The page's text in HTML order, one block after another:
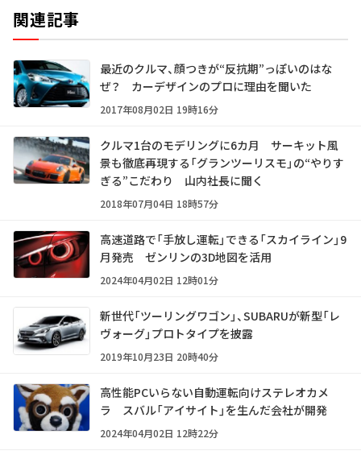
関連記事
最近のクルマ、顔つきが“反抗期”っぽいのはな
ぜ？ カーデザインのプロに理由を聞いた
2017年08月02日 19時16分
クルマ1台のモデリングに6カ月 サーキット風
景も徹底再現する「グランツーリスモ」の“やりす
ぎる”こだわり 山内社長に聞く
2018年07月04日 18時57分
高速道路で「手放し運転」できる「スカイライン」9
月発売 ゼンリンの3D地図を活用
2024年04月02日 12時01分
新世代「ツーリングワゴン」、SUBARUが新型「レ
ヴォーグ」プロトタイプを披露
2019年10月23日 20時40分
高性能PCいらない自動運転向けステレオカメ
ラ スバル「アイサイト」を生んだ会社が開発
2024年04月02日 12時22分